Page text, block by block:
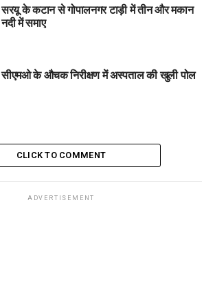
सरयू के कटान से गोपालनगर टाड़ी में तीन और मकान
नदी में समाए
सीएमओ के औचक निरीक्षण में अस्पताल की खुली पोल
CLICK TO COMMENT
ADVERTISEMENT